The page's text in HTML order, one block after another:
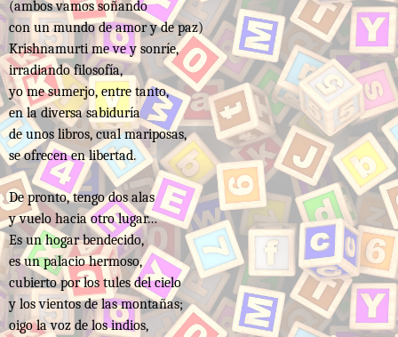
(ambos vamos soñando
con un mundo de amor y de paz)
Krishnamurti me ve y sonríe,
irradiando filosofía,
yo me sumerjo, entre tanto,
en la diversa sabiduría
de unos libros, cual mariposas,
se ofrecen en libertad.
De pronto, tengo dos alas
y vuelo hacia otro lugar…
Es un hogar bendecido,
es un palacio hermoso,
cubierto por los tules del cielo
y los vientos de las montañas;
oigo la voz de los indios,